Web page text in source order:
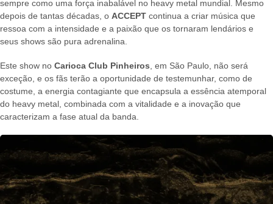
sempre como uma força inabalável no heavy metal mundial. Mesmo
depois de tantas décadas, o ACCEPT continua a criar música que
ressoa com a intensidade e a paixão que os tornaram lendários e
seus shows são pura adrenalina.
Este show no Carioca Club Pinheiros, em São Paulo, não será
exceção, e os fãs terão a oportunidade de testemunhar, como de
costume, a energia contagiante que encapsula a essência atemporal
do heavy metal, combinada com a vitalidade e a inovação que
caracterizam a fase atual da banda.